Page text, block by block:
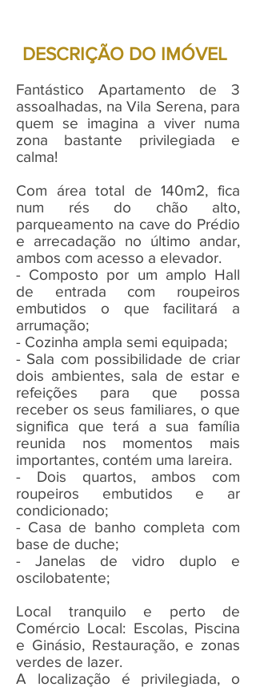
DESCRIÇÃO DO IMÓVEL
Fantástico Apartamento de 3
assoalhadas, na Vila Serena, para
quem se imagina a viver numa
zona bastante privilegiada e
calma!
Com área total de 140m2, fica
num rés do chão alto,
parqueamento na cave do Prédio
e arrecadação no último andar,
ambos com acesso a elevador.
- Composto por um amplo Hall
de entrada com roupeiros
embutidos o que facilitará a
arrumação;
- Cozinha ampla semi equipada;
- Sala com possibilidade de criar
dois ambientes, sala de estar e
refeições para que possa
receber os seus familiares, o que
significa que terá a sua família
reunida nos momentos mais
importantes, contém uma lareira.
- Dois quartos, ambos com
roupeiros embutidos e ar
condicionado;
- Casa de banho completa com
base de duche;
- Janelas de vidro duplo e
oscilobatente;
Local tranquilo e perto de
Comércio Local: Escolas, Piscina
e Ginásio, Restauração, e zonas
verdes de lazer.
A localização é privilegiada, o